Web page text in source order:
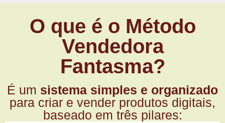
O que é o Método
Vendedora
Fantasma?
É um sistema simples e organizado
para criar e vender produtos digitais,
baseado em três pilares: